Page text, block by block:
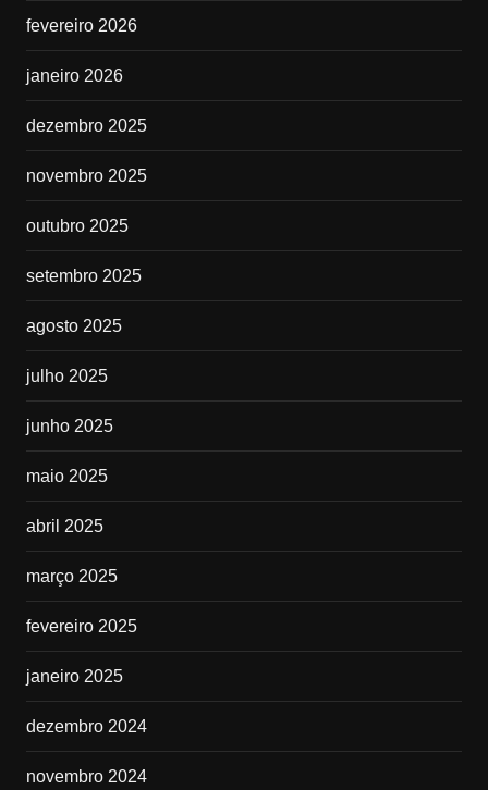
fevereiro 2026
janeiro 2026
dezembro 2025
novembro 2025
outubro 2025
setembro 2025
agosto 2025
julho 2025
junho 2025
maio 2025
abril 2025
março 2025
fevereiro 2025
janeiro 2025
dezembro 2024
novembro 2024